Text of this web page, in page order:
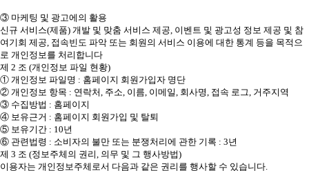
③ 마케팅 및 광고에의 활용
신규 서비스(제품) 개발 및 맞춤 서비스 제공, 이벤트 및 광고성 정보 제공 및 참
여기회 제공, 접속빈도 파악 또는 회원의 서비스 이용에 대한 통계 등을 목적으
로 개인정보를 처리합니다
제 2 조 (개인정보 파일 현황)
① 개인정보 파일명 : 홈페이지 회원가입자 명단
② 개인정보 항목 : 연락처, 주소, 이름, 이메일, 회사명, 접속 로그, 거주지역
③ 수집방법 : 홈페이지
④ 보유근거 : 홈페이지 회원가입 및 탈퇴
⑤ 보유기간 : 10년
⑥ 관련법령 : 소비자의 불만 또는 분쟁처리에 관한 기록 : 3년
제 3 조 (정보주체의 권리, 의무 및 그 행사방법)
이용자는 개인정보주체로서 다음과 같은 권리를 행사할 수 있습니다.